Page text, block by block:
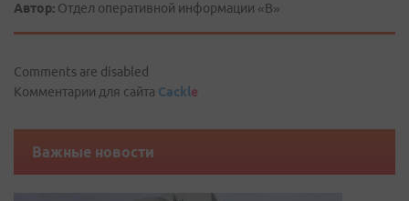
Автор: Отдел оперативной информации «В»
Comments are disabled
Комментарии для сайта Cackle
Важные новости